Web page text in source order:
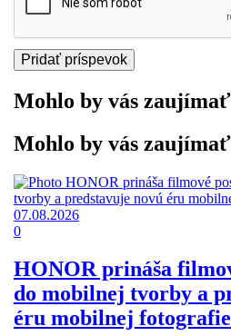
Mohlo by vás zaujímať
Mohlo by vás zaujímať
07.08.2026
0
HONOR prináša
do mobilnej tvorby a
éru mobilnej fotografie